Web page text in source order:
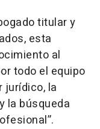
titular y
esta
al
todo el equipo
jurídico, la
la búsqueda